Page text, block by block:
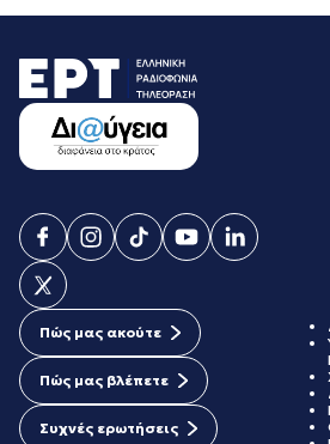
Πώς μας ακούτε
Πώς μας βλέπετε
Συχνές ερωτήσεις